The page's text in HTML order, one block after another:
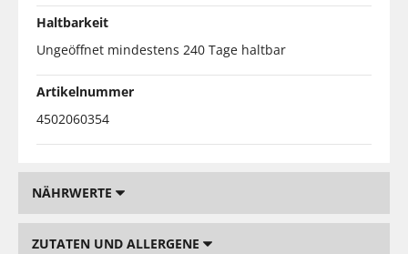
Haltbarkeit
Ungeöffnet mindestens 240 Tage haltbar
Artikelnummer
4502060354
NÄHRWERTE
ZUTATEN UND ALLERGENE